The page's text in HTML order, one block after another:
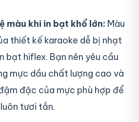
màu khi in bạt khổ lớn: Màu
thiết kế karaoke dễ bị nhạt
bạt hiflex. Bạn nên yêu cầu
mực dầu chất lượng cao và
đặc của mực phù hợp để
tươi tắn.